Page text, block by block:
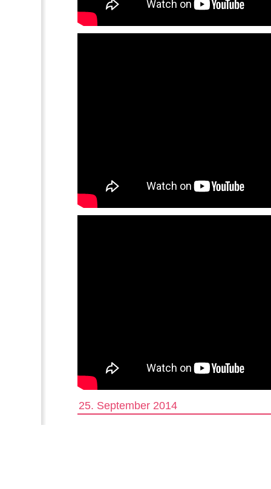
25. September 2014